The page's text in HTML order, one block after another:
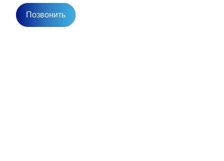
Направления деятельности
Позвонить